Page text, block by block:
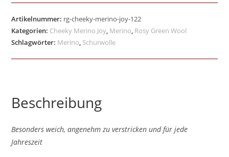
Artikelnummer: rg-cheeky-merino-joy-122
Kategorien: Cheeky Merino Joy, Merino, Rosy Green Wool
Schlagwörter: Merino, Schurwolle
Beschreibung
Besonders weich, angenehm zu verstricken und für jede
Jahreszeit